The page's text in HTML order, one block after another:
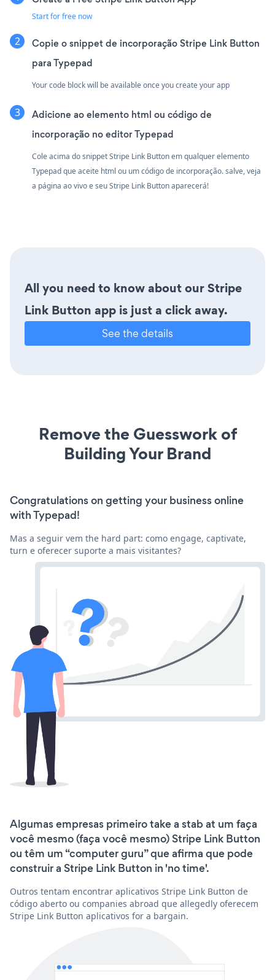
Start for free now
Copie o snippet de incorporação Stripe Link Button
para Typepad
Your code block will be available once you create your app
Adicione ao elemento html ou código de
incorporação no editor Typepad
Cole acima do snippet Stripe Link Button em qualquer elemento
Typepad que aceite html ou um código de incorporação. salve, veja
a página ao vivo e seu Stripe Link Button aparecerá!
All you need to know about our Stripe
Link Button app is just a click away.
See the details
Remove the Guesswork of
Building Your Brand
Congratulations on getting your business online
with Typepad!
Mas a seguir vem the hard part: como engage, captivate,
turn e oferecer suporte a mais visitantes?
Algumas empresas primeiro take a stab at um faça
você mesmo (faça você mesmo) Stripe Link Button
ou têm um “computer guru” que afirma que pode
construir a Stripe Link Button in 'no time'.
Outros tentam encontrar aplicativos Stripe Link Button de
código aberto ou companies abroad que allegedly oferecem
Stripe Link Button aplicativos for a bargain.